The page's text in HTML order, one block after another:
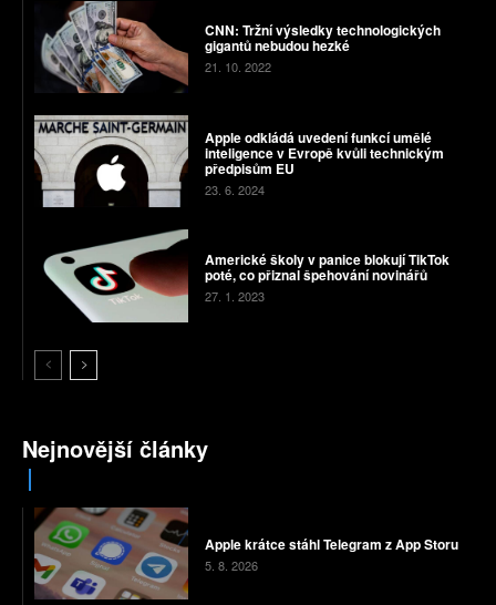
CNN: Tržní výsledky technologických
gigantů nebudou hezké
21. 10. 2022
Apple odkládá uvedení funkcí umělé
inteligence v Evropě kvůli technickým
předpisům EU
23. 6. 2024
Americké školy v panice blokují TikTok
poté, co přiznal špehování novinářů
27. 1. 2023
Nejnovější články
Apple krátce stáhl Telegram z App Storu
5. 8. 2026